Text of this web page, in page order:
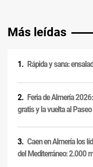
Más leídas
Rápida y sana:
Feria de Almería
gratis y la vuelta al Paseo
Caen en Almería los
del Mediterráneo: 2.000